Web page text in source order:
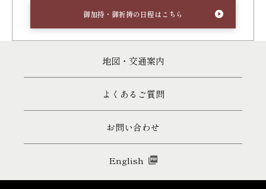
御加持・御祈祷の日程はこちら
地図・交通案内
よくあるご質問
お問い合わせ
English